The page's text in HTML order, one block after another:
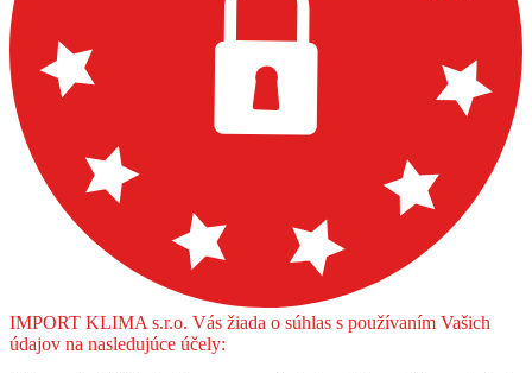
IMPORT KLIMA s.r.o. Vás žiada o súhlas s používaním Vašich
údajov na nasledujúce účely: